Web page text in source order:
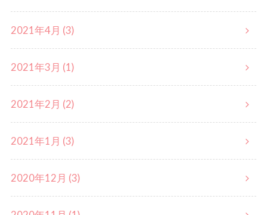
2021年4月 (3)
2021年3月 (1)
2021年2月 (2)
2021年1月 (3)
2020年12月 (3)